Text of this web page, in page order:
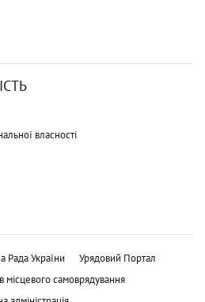
власності
Рада України
Урядовий Портал
місцевого самоврядування